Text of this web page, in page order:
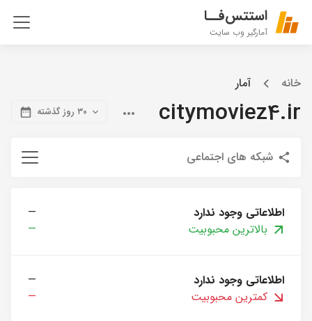
استتس‌فــا
آمارگیر وب سایت
خانه آمار
citymoviez4.ir ۳۰ روز گذشته
شبکه های اجتماعی
اطلاعاتی وجود ندارد
—
بالاترین محبوبیت
—
اطلاعاتی وجود ندارد
—
کمترین محبوبیت
—